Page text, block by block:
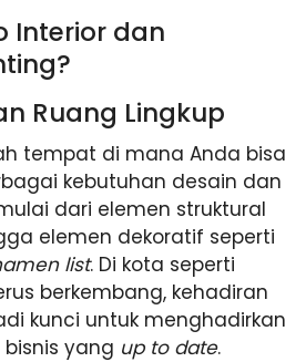
Interior dan
Ruang Lingkup
tempat di mana Anda bisa
kebutuhan desain dan
dari elemen struktural
elemen dekoratif seperti
list. Di kota seperti
berkembang, kehadiran
kunci untuk menghadirkan
yang up to date.